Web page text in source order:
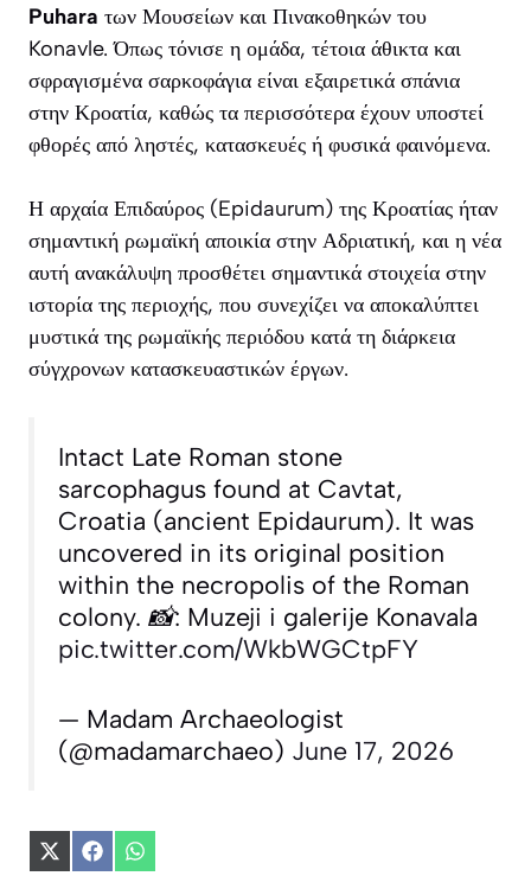
Puhara των Μουσείων και Πινακοθηκών του
Konavle. Όπως τόνισε η ομάδα, τέτοια άθικτα και
σφραγισμένα σαρκοφάγια είναι εξαιρετικά σπάνια
στην Κροατία, καθώς τα περισσότερα έχουν υποστεί
φθορές από ληστές, κατασκευές ή φυσικά φαινόμενα.
Η αρχαία Επιδαύρος (Epidaurum) της Κροατίας ήταν
σημαντική ρωμαϊκή αποικία στην Αδριατική, και η νέα
αυτή ανακάλυψη προσθέτει σημαντικά στοιχεία στην
ιστορία της περιοχής, που συνεχίζει να αποκαλύπτει
μυστικά της ρωμαϊκής περιόδου κατά τη διάρκεια
σύγχρονων κατασκευαστικών έργων.
Intact Late Roman stone
sarcophagus found at Cavtat,
Croatia (ancient Epidaurum). It was
uncovered in its original position
within the necropolis of the Roman
colony. 📸: Muzeji i galerije Konavala
pic.twitter.com/WkbWGCtpFY
— Madam Archaeologist
(@madamarchaeo) June 17, 2026
ShareShareShare